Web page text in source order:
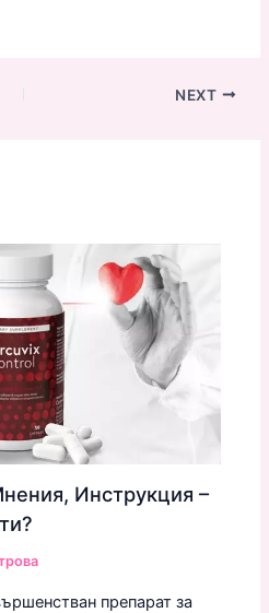
NEXT
Инструкция –
препарат за